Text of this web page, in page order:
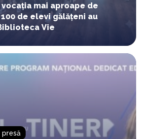
vocația mai aproape de
de elevi gălățeni au
Vie